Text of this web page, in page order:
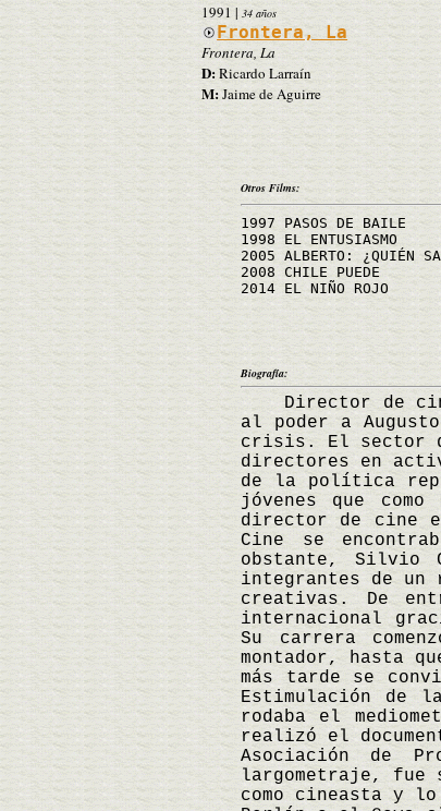
1991 | 34 años
Frontera, La
Frontera, La
D:Ricardo Larraín
M:Jaime de Aguirre
Otros Films:
1997 PASOS DE BAILE
1998 EL ENTUSIASMO
2005 ALBERTO: ¿QUIÉN
2008 CHILE PUEDE
2014 EL NIÑO ROJO
Biografía:
Director de cine
al poder a
crisis. El sector
directores en
de la política
jóvenes que
director de cine
Cine se
obstante, Silvio
integrantes de un
creativas. De
internacional
Su carrera
montador, hasta
más tarde se
Estimulación de
rodaba el
realizó el
Asociación de
largometraje, fue
como cineasta y